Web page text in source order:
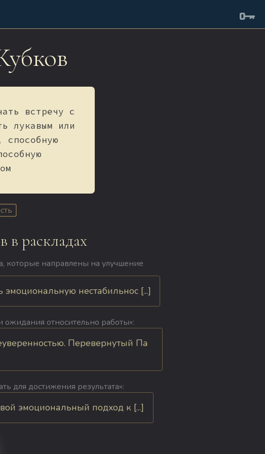
встречу с
лукавым или
способную
в раскладах
которые направлены на улучшение
нестабильнос [...]
ожидания относительно работы»:
Перевернутый Па
для достижения результата»:
эмоциональный подход к [...]